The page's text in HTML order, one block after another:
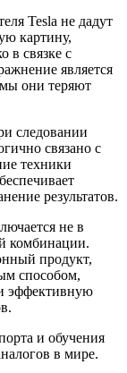
Tesla не дадут
картину,
в связке с
является
они теряют
следовании
связано с
техники
результатов.
не в
комбинации.
продукт,
способом,
эффективную
и обучения
в мире.